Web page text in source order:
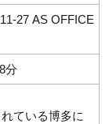
27 AS OFFICE
分
ている博多に